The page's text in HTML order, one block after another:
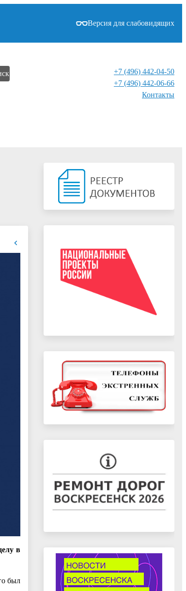
Версия для слабовидящих
+7 (496) 442-04-50
+7 (496) 442-06-66
Контакты⁠
в
был